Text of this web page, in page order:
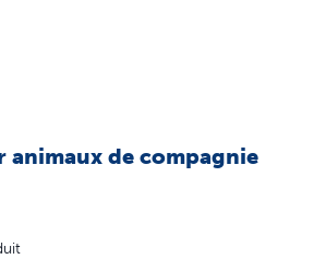
animaux de compagnie